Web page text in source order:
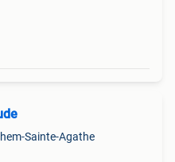
Sainte-Agathe